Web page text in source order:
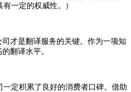
一定的权威性。）
才是翻译服务的关键。作为一项知
翻译水平。
定积累了良好的消费者口碑。借助